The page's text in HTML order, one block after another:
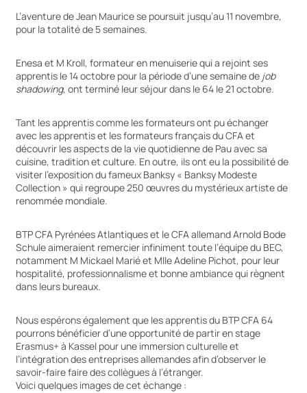
L’aventure de Jean Maurice se poursuit jusqu’au 11 novembre,
pour la totalité de 5 semaines.
Enesa et M Kroll, formateur en menuiserie qui a rejoint ses
apprentis le 14 octobre pour la période d’une semaine de job
shadowing, ont terminé leur séjour dans le 64 le 21 octobre.
Tant les apprentis comme les formateurs ont pu échanger
avec les apprentis et les formateurs français du CFA et
découvrir les aspects de la vie quotidienne de Pau avec sa
cuisine, tradition et culture. En outre, ils ont eu la possibilité de
visiter l’exposition du fameux Banksy « Banksy Modeste
Collection » qui regroupe 250 œuvres du mystérieux artiste de
renommée mondiale.
BTP CFA Pyrénées Atlantiques et le CFA allemand Arnold Bode
Schule aimeraient remercier infiniment toute l’équipe du BEC,
notamment M Mickael Marié et Mlle Adeline Pichot, pour leur
hospitalité, professionnalisme et bonne ambiance qui règnent
dans leurs bureaux.
Nous espérons également que les apprentis du BTP CFA 64
pourrons bénéficier d’une opportunité de partir en stage
Erasmus+ à Kassel pour une immersion culturelle et
l’intégration des entreprises allemandes afin d’observer le
savoir-faire faire des collègues à l’étranger.
Voici quelques images de cet échange :